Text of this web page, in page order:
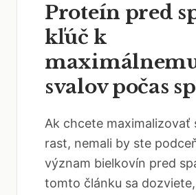
Proteín pred
kľúč k
svalov počas
Ak chcete maximalizovať
rast, nemali by ste
význam bielkovín pred
tomto článku sa